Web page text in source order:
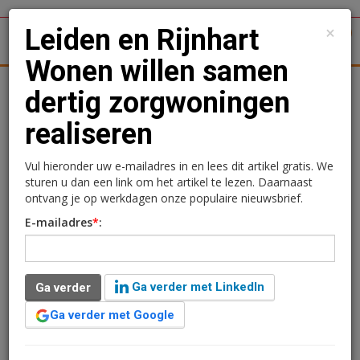
Woningmarkt
Leiden en Rijnhart Wonen
willen samen dertig
zorgwoningen realiseren
De gemeente Leiden en woningcorporatie Rijnhart
Wonen hebben een intentieovereenkomst gesloten
voor het project Broekhof. Samen met zorgorganisatie
×
Leiden en Rijnhart
Wonen willen samen
dertig zorgwoningen
realiseren
Vul hieronder uw e-mailadres in en lees dit artikel gratis. We
sturen u dan een link om het artikel te lezen. Daarnaast
ontvang je op werkdagen onze populaire nieuwsbrief.
E-mailadres*:
Ga verder
Ga verder met LinkedIn
Ga verder met Google